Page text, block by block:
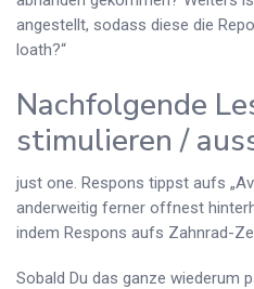
angestellt, sodass diese die
loath?“
Nachfolgende
stimulieren /
just one. Respons tippst aufs
anderweitig ferner offnest
indem Respons aufs Zahnrad-
Sobald Du das ganze wiederum